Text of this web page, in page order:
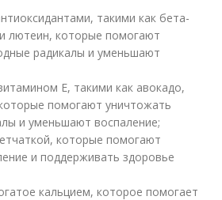
такими как бета-
лютеин, которые помогают
радикалы и уменьшают
E, такими как авокадо,
помогают уничтожать
и уменьшают воспаление;
которые помогают
и поддерживать здоровье
кальцием, которое помогает